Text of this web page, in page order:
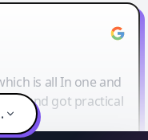
is all In one and
and got practical